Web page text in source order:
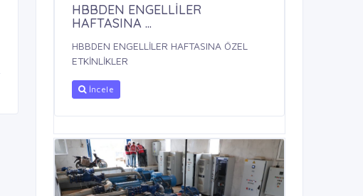
HBBDEN ENGELLİLER
HAFTASINA ...
HBBDEN ENGELLİLER HAFTASINA ÖZEL
ETKİNLİKLER
İncele